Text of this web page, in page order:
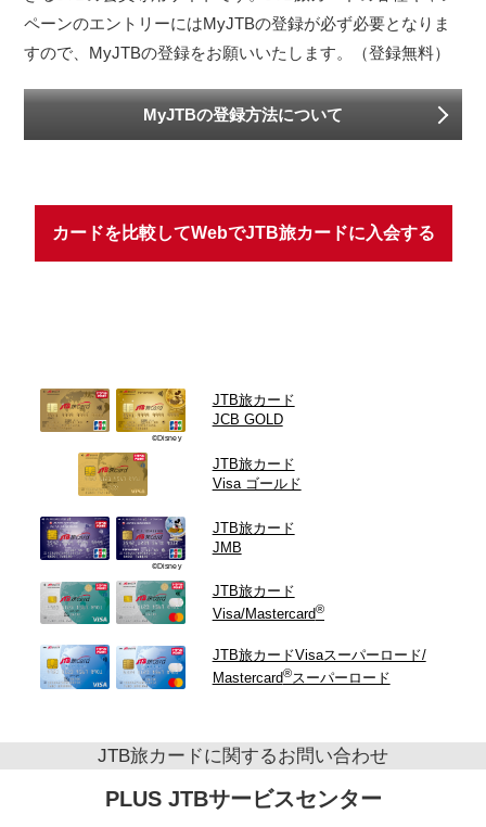
ペーンのエントリーにはMyJTBの登録が必ず必要となりま
すので、MyJTBの登録をお願いいたします。（登録無料）
MyJTBの登録方法について
カードを比較してWebでJTB旅カードに 入会する
©Disney
JTB旅カード
JCB GOLD
JTB旅カード
Visa ゴールド
©Disney
JTB旅カード
JMB
JTB旅カード
Visa/Mastercard®
JTB旅カードVisaスーパーロード/
Mastercard®スーパーロード
JTB旅カードに関するお問い合わせ
PLUS JTBサービスセンター